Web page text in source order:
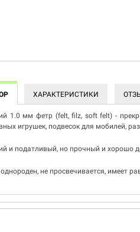
ХАРАКТЕРИСТИКИ
1.0 мм фетр (felt, filz, soft felt) -
игрушек, подвесок для мобилей,
и податливый, но прочный и хорошо
не просвечивается, имеет